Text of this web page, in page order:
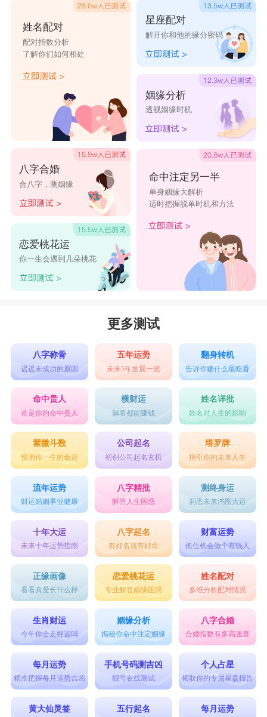
江南
秀才
寂笙
女子佛系清冷网名两个字2024年：
1、夜柳
2、着热
3、星泪
5、聽風
6、宋凝
7、呦稚
10、未鹿
11、红唇
12、遍及
13、朵朵
14、初眸
15、橘白
女子佛系清冷网名大全：
1. 冰华：寒冷美丽，如冰清玉洁。
2. 静谧：宁静和谐，如寂静的夜晚。
3. 幽冷：幽深冷清，如深山幽谷。
4. 清寒：清冷寒冽，如清晨的凉风。
5. 静逸：静谧怡然，如宁静的飘逸。
6. 冰灵：冰清灵动，如冰雪中的精灵。
7. 氤氲：幽深凝重，如氤氲的迷雾。
8. 寒息：凉风拂过，如冷冷的气息。
9. 岑寞：孤寂冷清，如寂寞的山峰。
10. 静萦：清静挂怀，如心怀清澈。
11. 寒歌：冷寂的歌声，如故事的哀愁。
姓名配对
配对指数分析
了解你们如何相处
八字合婚
合八字，测姻缘
恋爱桃花运
你一生会遇到几朵桃花
星座配对
解开你和他的缘分密码
姻缘分析
透视姻缘时机
命中注定另一半
单身姻缘大解析
适时把握脱单时机和方法
更多测试
八字称骨
迟迟未成功的原因
五年运势
未来5年发展一览
翻身转机
告诉你赚什么最吃香
命中贵人
谁是你的命中贵人
横财运
躺着都能赚钱
姓名详批
姓名对人生的影响
紫微斗数
预测你一生的命运
公司起名
初创公司起名玄机
塔罗牌
指引你的未来人生
流年运势
财运婚姻事业健康
八字精批
解答人生困惑
测终身运
洞悉未来鸿图大运
十年大运
未来十年运势指南
八字起名
有好名就有好命
财富运势
抓住机会做个有钱人
正缘画像
看看真爱长什么样
恋爱桃花运
专业解答姻缘困惑
姓名配对
多维分析配对情况
生肖财运
今年你会走好运吗
姻缘分析
揭秘你命中注定姻缘
八字合婚
合婚指数有多高速查
每月运势
精准把握每月运势吉凶
手机号码测吉凶
靓号在线测试
个人占星
领取你的专属星盘报告
黄大仙灵签 五行起名 每月运势